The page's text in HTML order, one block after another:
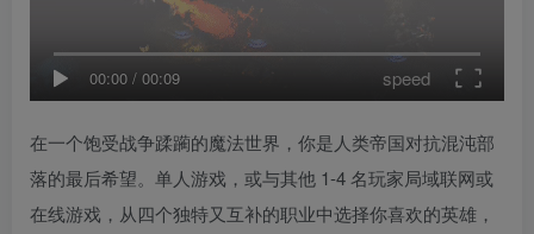
00:00 / 00:09 speed
在一个饱受战争蹂躏的魔法世界，你是人类帝国对抗混沌部
落的最后希望。单人游戏，或与其他 1-4 名玩家局域联网或
在线游戏，从四个独特又互补的职业中选择你喜欢的英雄，